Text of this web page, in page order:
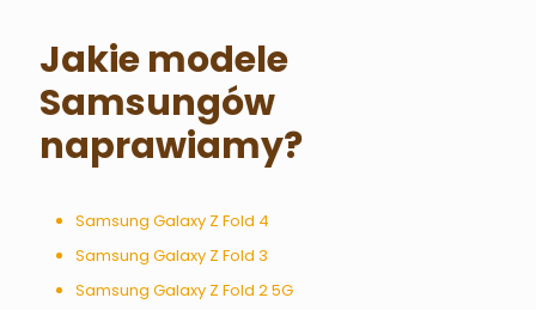
Jakie modele
Samsungów
naprawiamy?
Samsung Galaxy Z Fold 4
Samsung Galaxy Z Fold 3
Samsung Galaxy Z Fold 2 5G